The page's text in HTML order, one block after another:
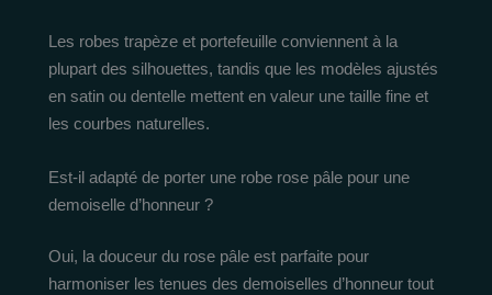
Les robes trapèze et portefeuille conviennent à la
plupart des silhouettes, tandis que les modèles ajustés
en satin ou dentelle mettent en valeur une taille fine et
les courbes naturelles.
Est-il adapté de porter une robe rose pâle pour une
demoiselle d’honneur ?
Oui, la douceur du rose pâle est parfaite pour
harmoniser les tenues des demoiselles d’honneur tout